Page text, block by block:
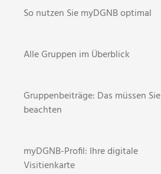
So nutzen Sie myDGNB optimal
Alle Gruppen im Überblick
Gruppenbeiträge: Das müssen Sie
beachten
myDGNB-Profil: Ihre digitale
Visitienkarte